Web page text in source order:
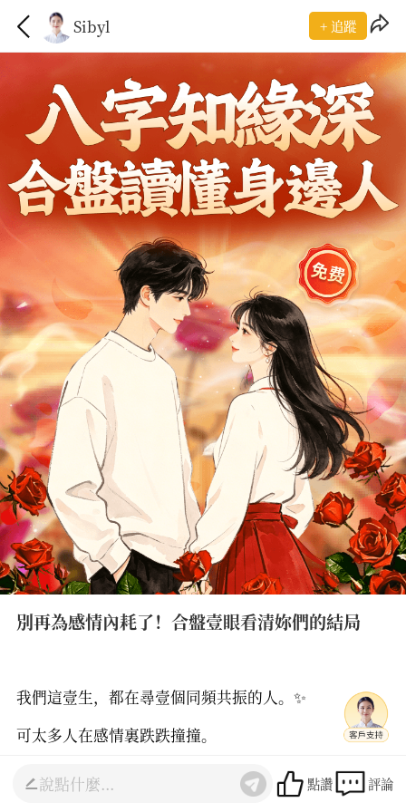
Sibyl + 追蹤
別再為感情內耗了！合盤壹眼看清妳們的結局
我們這壹生，都在尋壹個同頻共振的人。✨
可太多人在感情裏跌跌撞撞。
很多人問，感情的結局，真的是註定的嗎？點讚 評論